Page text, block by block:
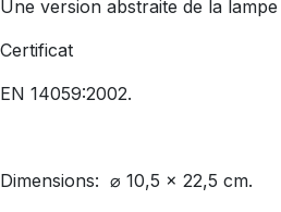
Une version abstraite de la
Certificat
EN 14059:2002.
Dimensions: ⌀ 10,5 x 22,5 cm.